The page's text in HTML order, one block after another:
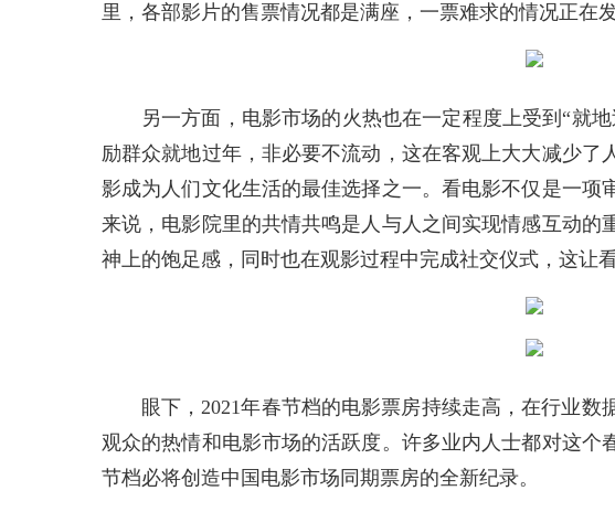
里，各部影片的售票情况都是满座，一票难求的情况正在
另一方面，电影市场的火热也在一定程度上受到“就
励群众就地过年，非必要不流动，这在客观上大大减少
影成为人们文化生活的最佳选择之一。看电影不仅是一项
来说，电影院里的共情共鸣是人与人之间实现情感互动的
神上的饱足感，同时也在观影过程中完成社交仪式，这让
眼下，2021年春节档的电影票房持续走高，在行业
观众的热情和电影市场的活跃度。许多业内人士都对这个
节档必将创造中国电影市场同期票房的全新纪录。